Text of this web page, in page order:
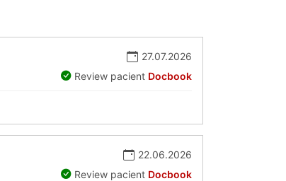
27.07.2026
Review pacient Docbook
22.06.2026
Review pacient Docbook